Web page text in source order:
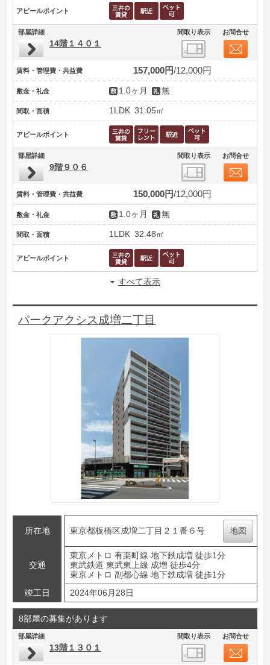
アピールポイント
部屋詳細 間取り表示 お問合せ
14階１４０１
賃料・管理費・共益費 157,000円 12,000円
敷金・礼金 1.0ヶ月 無
間取・面積 1LDK 31.05㎡
アピールポイント
部屋詳細 間取り表示 お問合せ
9階９０６
賃料・管理費・共益費 150,000円 12,000円
敷金・礼金 1.0ヶ月 無
間取・面積 1LDK 32.48㎡
アピールポイント
すべて表示
パークアクシス成増二丁目
所在地 東京都板橋区成増二丁目２１番６号 地図
交通
東京メトロ 有楽町線 地下鉄成増 徒歩1分
東武鉄道 東武東上線 成増 徒歩4分
東京メトロ 副都心線 地下鉄成増 徒歩1分
竣工日
2024年06月28日
8部屋の募集があります
部屋詳細 間取り表示 お問合せ
13階１３０１